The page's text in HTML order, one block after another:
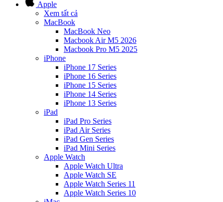
Apple
Xem tất cả
MacBook
MacBook Neo
Macbook Air M5 2026
Macbook Pro M5 2025
iPhone
iPhone 17 Series
iPhone 16 Series
iPhone 15 Series
iPhone 14 Series
iPhone 13 Series
iPad
iPad Pro Series
iPad Air Series
iPad Gen Series
iPad Mini Series
Apple Watch
Apple Watch Ultra
Apple Watch SE
Apple Watch Series 11
Apple Watch Series 10